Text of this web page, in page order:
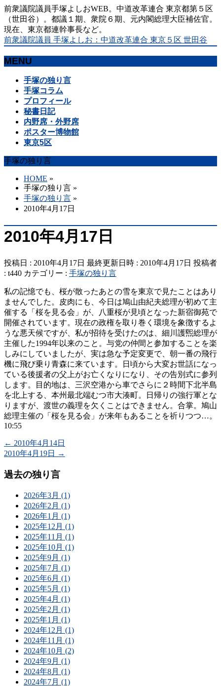
前衆議院議員手塚よしおWEB。中道改革連合 東京都第５区
（世田谷）。都議１期、衆院６期、元内閣総理大臣補佐官。
現在、東京都連幹事長など。
前衆議院議員 手塚よしお：中道改革連合 東京５区 世田谷
MENU
手塚の独り言
手塚コラム
プロフィール
秘書日記
内野席・外野席
ポスター博物館
東京5区
手塚の独り言
HOME »
手塚の独り言 »
手塚の独り言 »
2010年4月17日
2010年4月17日
投稿日 : 2010年4月17日 最終更新日時 : 2010年4月17日 投稿者
: t440 カテゴリー : 手塚の独り言
私の記憶でも、桜が散ったあとの雪を東京で見たことはあり
ませんでした。皮肉にも、今日は鳩山由紀夫総理が初めて主
催する「桜を見る会」が、八重桜が見頃となった新宿御苑で
開催されています。現在の政権を取り巻く環境を象徴するよ
うな悪天候ですが、私が招待を受けたのは、細川護煕総理が
主催した1994年以来のこと。与党の仲間と参加することを楽
しみにしていましたが、実は急な予定変更で、朝一番の飛行
機に飛び乗り青森に来ています。日頃から大変お世話になっ
ている後援者の父上がお亡くなりになり、その告別式に参列
します。目的地は、三沢空港から車でさらに２時間下北半島
を北上する、本州最北端むつ市大湊町。日帰りの強行軍とな
りますが、渡世の義理を欠くことはできません。合掌。鳩山
総理主催の「桜を見る会」が来年もあることを祈りつつ…。
10:55
← 2010年4月14日
2010年4月19日
→
過去の独り言
2026年3月 (1)
2026年2月 (1)
2026年1月 (1)
2025年12月 (1)
2025年11月 (1)
2025年10月 (1)
2025年9月 (1)
2025年7月 (1)
2025年6月 (1)
2025年5月 (1)
2025年4月 (1)
2025年2月 (1)
2025年1月 (1)
2024年12月 (1)
2024年11月 (1)
2024年10月 (2)
2024年9月 (1)
2024年8月 (1)
2024年7月 (1)